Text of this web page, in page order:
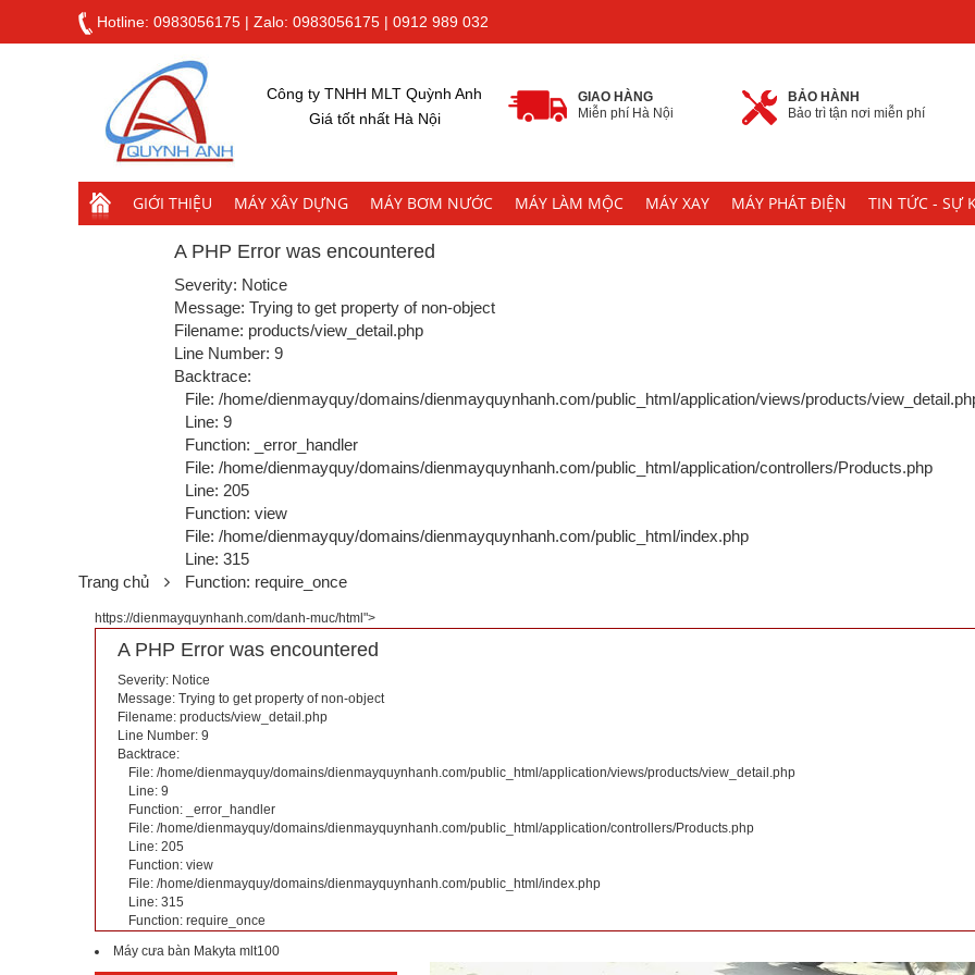
Hotline: 0983056175 | Zalo: 0983056175 | 0912 989 032
Công ty TNHH MLT Quỳnh Anh
Giá tốt nhất Hà Nội
GIAO HÀNG
Miễn phí Hà Nội
BẢO HÀNH
Bảo trì tận nơi miễn phí
GIỚI THIỆU MÁY XÂY DỰNG MÁY BƠM NƯỚC MÁY LÀM MỘC MÁY XAY MÁY PHÁT ĐIỆN TIN TỨC - SỰ
Trang chủ
A PHP Error was encountered
Severity: Notice
Message: Trying to get property of non-object
Filename: products/view_detail.php
Line Number: 9
Backtrace:
File: /home/dienmayquy/domains/dienmayquynhanh.com/public_html/application/views/products/
Line: 9
Function: _error_handler
File: /home/dienmayquy/domains/dienmayquynhanh.com/public_html/application/controllers/Products.php
Line: 205
Function: view
File: /home/dienmayquy/domains/dienmayquynhanh.com/public_html/index.php
Line: 315
Function: require_once
https://dienmayquynhanh.com/danh-muc/html">
A PHP Error was encountered
Severity: Notice
Message: Trying to get property of non-object
Filename: products/view_detail.php
Line Number: 9
Backtrace:
File: /home/dienmayquy/domains/dienmayquynhanh.com/public_html/application/views/products/view_detail.php
Line: 9
Function: _error_handler
File: /home/dienmayquy/domains/dienmayquynhanh.com/public_html/application/controllers/Products.php
Line: 205
Function: view
File: /home/dienmayquy/domains/dienmayquynhanh.com/public_html/index.php
Line: 315
Function: require_once
Máy cưa bàn Makyta mlt100